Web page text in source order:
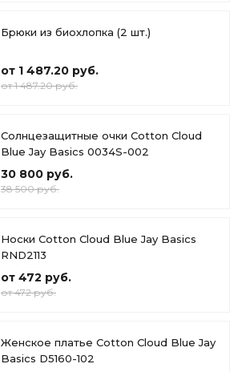
Брюки из биохлопка (2 шт.)
от 1 487.20 руб.
от 1 487.20 руб.
Солнцезащитные очки Cotton Cloud
Blue Jay Basics 0034S-002
30 800 руб.
38 500 руб.
Носки Cotton Cloud Blue Jay Basics
RND2113
от 472 руб.
от 472 руб.
Женское платье Cotton Cloud Blue Jay
Basics D5160-102